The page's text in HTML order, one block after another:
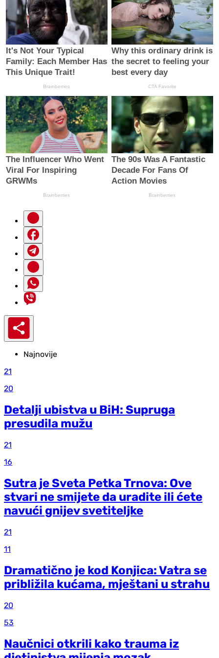
Najnovije
21
20
Detalji ubistva u BiH: Supruga
presudila mužu
21
16
Sutra je Sveta Petka Trnova: Ove
stvari ne smijete da uradite ili ćete
navući gnijev svetiteljke
21
11
Dramatično je kod Konjica: Vatra se
približila kućama, mještani u strahu
20
53
Naučnici otkrili kako trauma iz